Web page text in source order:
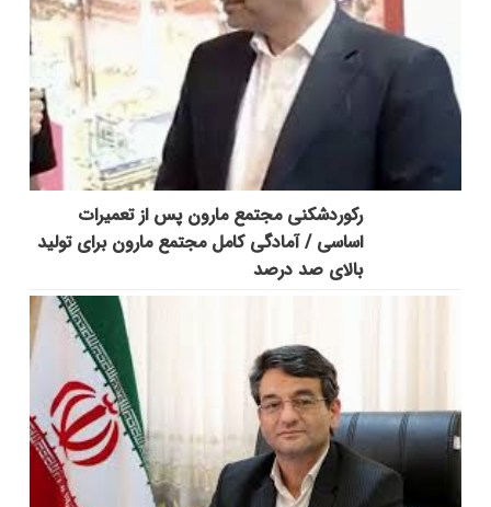
رکوردشکنی مجتمع مارون پس از تعمیرات
اساسی / آمادگی کامل مجتمع مارون برای تولید
بالای صد درصد